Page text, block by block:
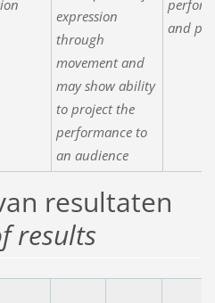
expression
through
movement and
may show ability
to project the
performance to
an audience
and
resultaten
results